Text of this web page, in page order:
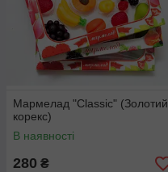
Мармелад "Classic" (Золотий
корекс)
В наявності
280 ₴